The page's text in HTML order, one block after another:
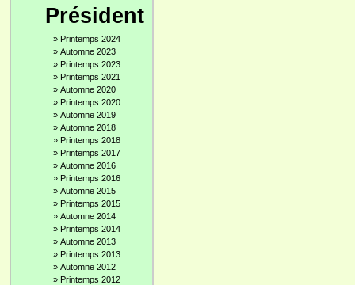
Président
» Printemps 2024
» Automne 2023
» Printemps 2023
» Printemps 2021
» Automne 2020
» Printemps 2020
» Automne 2019
» Automne 2018
» Printemps 2018
» Printemps 2017
» Automne 2016
» Printemps 2016
» Automne 2015
» Printemps 2015
» Automne 2014
» Printemps 2014
» Automne 2013
» Printemps 2013
» Automne 2012
» Printemps 2012